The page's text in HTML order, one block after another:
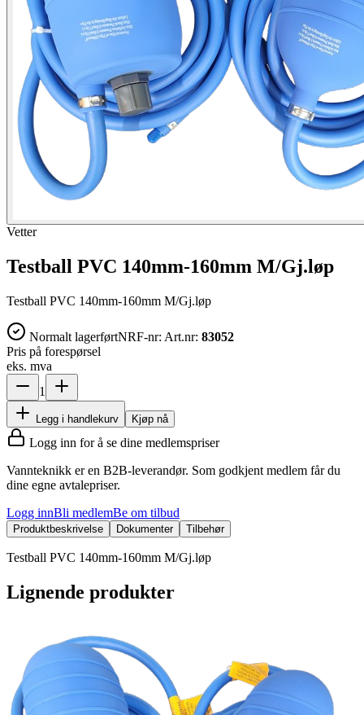
Vetter
Testball PVC 140mm-160mm M/Gj.løp
Testball PVC 140mm-160mm M/Gj.løp
Normalt lagerførtNRF-nr: Art.nr: 83052
Pris på forespørsel
eks. mva
1
Legg i handlekurv Kjøp nå
Logg inn for å se dine medlemspriser
Vannteknikk er en B2B-leverandør. Som godkjent medlem får du
dine egne avtalepriser.
Logg innBli medlemBe om tilbud
Produktbeskrivelse Dokumenter Tilbehør
Testball PVC 140mm-160mm M/Gj.løp
Lignende produkter